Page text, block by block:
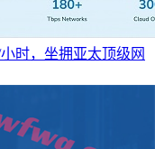
时，坐拥亚太顶级网